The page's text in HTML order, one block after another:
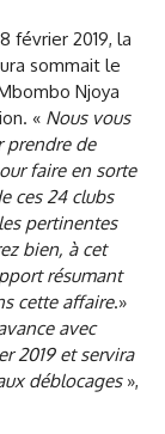
février 2019, la
sommait le
Njoya
« Nous vous
prendre de
faire en sorte
ces 24 clubs
pertinentes
bien, à cet
résumant
cette affaire.»
avec
2019 et servira
déblocages»,